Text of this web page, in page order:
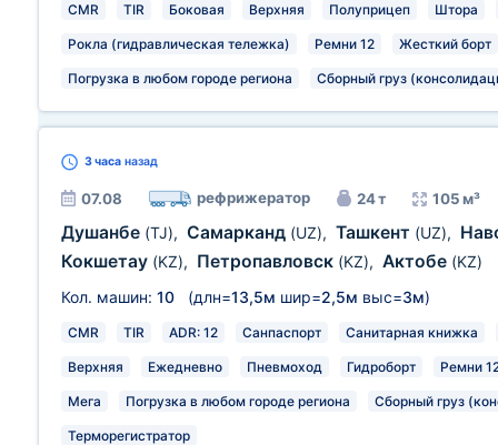
CMR TIR Боковая Верхняя Полуприцеп Штора
Рокла (гидравлическая тележка) Ремни 12 Жесткий борт
Погрузка в любом городе региона Сборный груз
3 часа назад
07.08 рефрижератор 24 т 105 м³
Душанбе (TJ), Самарканд (UZ), Ташкент (UZ),
Кокшетау (KZ), Петропавловск (KZ), Актобе (KZ)
Кол. машин: 10 (длн=13,5м шир=2,5м выс=3м)
CMR TIR ADR: 12 Санпаспорт Санитарная книжка
Верхняя Ежедневно Пневмоход Гидроборт Ремни
Мега Погрузка в любом городе региона Сборный груз
Терморегистратор